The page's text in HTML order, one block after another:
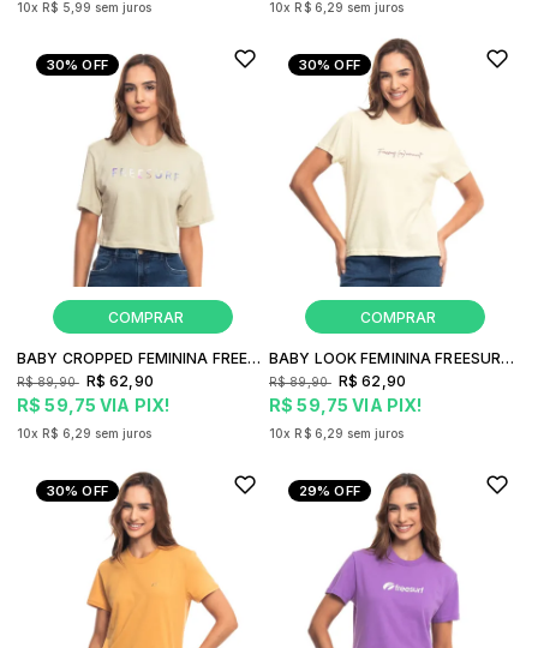
10x R$ 5,99 sem juros 10x R$ 6,29 sem juros
30%OFF
BABY CROPPED FEMININA FREESURF COLOR
R$ 59,75 VIA PIX!
R$ 89,90 R$ 62,90
10x R$ 6,29 sem juros
30%OFF
BABY LOOK FEMININA FREESURF CONNECT
R$ 59,75 VIA PIX!
R$ 89,90 R$ 62,90
10x R$ 6,29 sem juros
30%OFF 29%OFF